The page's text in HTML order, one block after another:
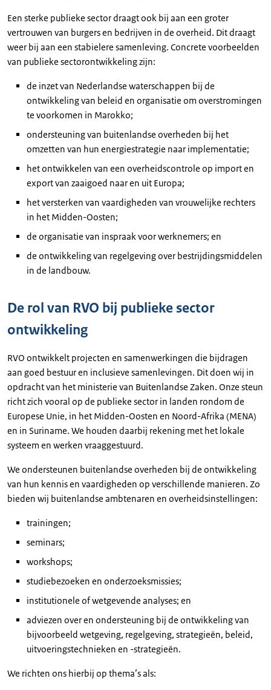
Een sterke publieke sector draagt ook bij aan een groter
vertrouwen van burgers en bedrijven in de overheid. Dit draagt
weer bij aan een stabielere samenleving. Concrete voorbeelden
van publieke sectorontwikkeling zijn:
de inzet van Nederlandse waterschappen bij de
ontwikkeling van beleid en organisatie om overstromingen
te voorkomen in Marokko;
ondersteuning van buitenlandse overheden bij het
omzetten van hun energiestrategie naar implementatie;
het ontwikkelen van een overheidscontrole op import en
export van zaaigoed naar en uit Europa;
het versterken van vaardigheden van vrouwelijke rechters
in het Midden-Oosten;
de organisatie van inspraak voor werknemers; en
de ontwikkeling van regelgeving over bestrijdingsmiddelen
in de landbouw.
De rol van RVO bij publieke sector
ontwikkeling
RVO ontwikkelt projecten en samenwerkingen die bijdragen
aan goed bestuur en inclusieve samenlevingen. Dit doen wij in
opdracht van het ministerie van Buitenlandse Zaken. Onze steun
richt zich vooral op de publieke sector in landen rondom de
Europese Unie, in het Midden-Oosten en Noord-Afrika (MENA)
en in Suriname. We houden daarbij rekening met het lokale
systeem en werken vraaggestuurd.
We ondersteunen buitenlandse overheden bij de ontwikkeling
van hun kennis en vaardigheden op verschillende manieren. Zo
bieden wij buitenlandse ambtenaren en overheidsinstellingen:
trainingen;
seminars;
workshops;
studiebezoeken en onderzoeksmissies;
institutionele of wetgevende analyses; en
adviezen over en ondersteuning bij de ontwikkeling van
bijvoorbeeld wetgeving, regelgeving, strategieën, beleid,
uitvoeringstechnieken en -strategieën.
We richten ons hierbij op thema’s als: